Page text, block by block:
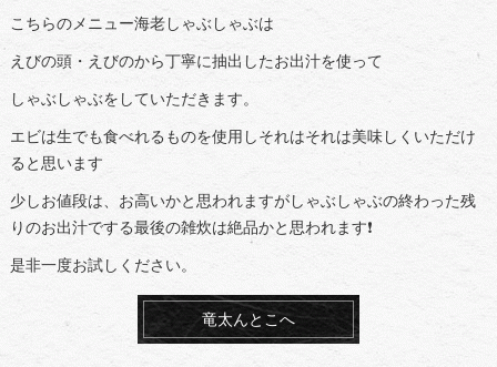
こちらのメニュー海老しゃぶしゃぶは
えびの頭・えびのから丁寧に抽出したお出汁を使って
しゃぶしゃぶをしていただきます。
エビは生でも食べれるものを使用しそれはそれは美味しくいただけ
ると思います
少しお値段は、お高いかと思われますがしゃぶしゃぶの終わった残
りのお出汁でする最後の雑炊は絶品かと思われます❗
是非一度お試しください。
竜太んとこへ